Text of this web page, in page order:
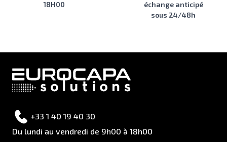
18H00
échange anticipé
sous 24/48h
+33 1 40 19 40 30
Du lundi au vendredi de 9h00 à 18h00